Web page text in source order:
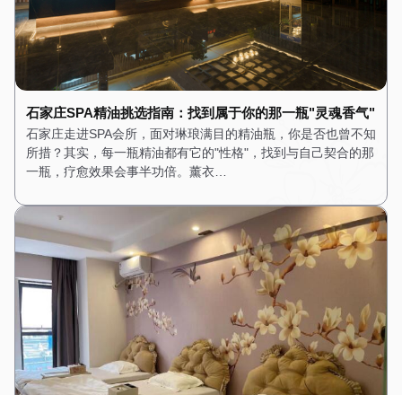
石家庄SPA精油挑选指南：找到属于你的那一瓶"灵魂香气"
石家庄走进SPA会所，面对琳琅满目的精油瓶，你是否也曾不知
所措？其实，每一瓶精油都有它的"性格"，找到与自己契合的那
一瓶，疗愈效果会事半功倍。薰衣…